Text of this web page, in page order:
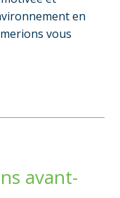
en
vous
avant-